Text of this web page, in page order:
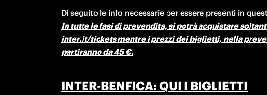
inter.it/tickets mentre i prezzi dei biglietti, nella
partiranno da 45 €.
INTER-BENFICA: QUI I BIGLIETTI